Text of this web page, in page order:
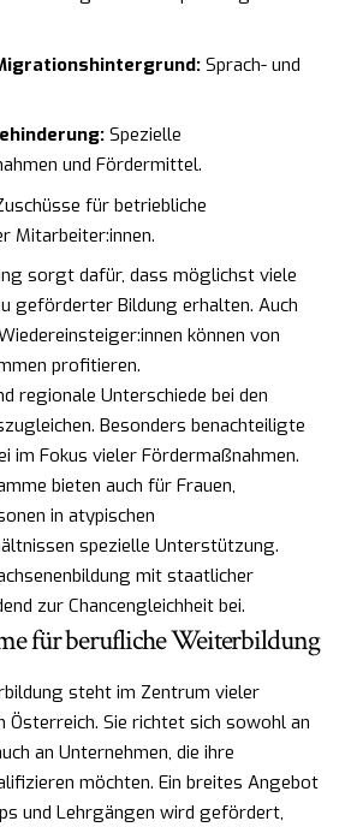
Sprach- und
Spezielle
und Fördermittel.
für betriebliche
Mitarbeiter:innen.
sorgt dafür, dass möglichst viele
geförderter Bildung erhalten. Auch
können von
profitieren.
regionale Unterschiede bei den
Besonders benachteiligte
im Fokus vieler Fördermaßnahmen.
bieten auch für Frauen,
in atypischen
spezielle Unterstützung.
mit staatlicher
zur Chancengleichheit bei.
für berufliche Weiterbildung
steht im Zentrum vieler
Österreich. Sie richtet sich sowohl an
an Unternehmen, die ihre
möchten. Ein breites Angebot
und Lehrgängen wird gefördert,